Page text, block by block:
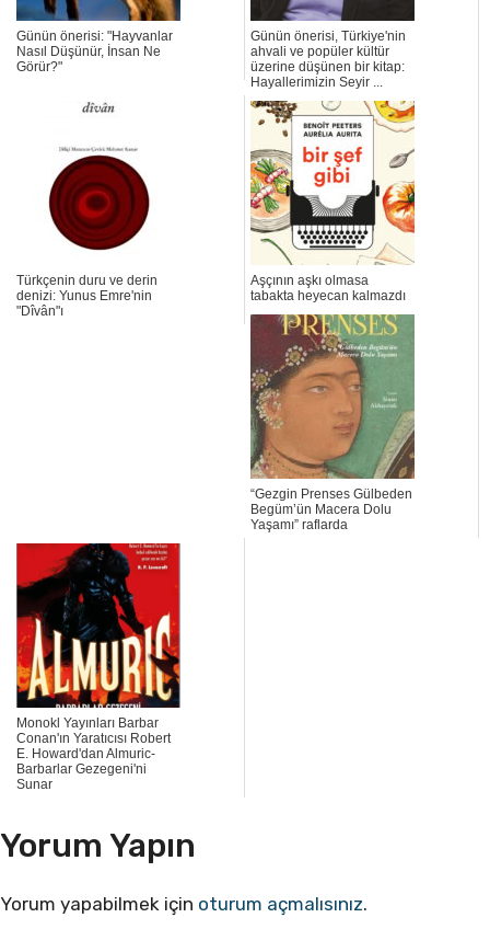
Günün önerisi: "Hayvanlar
Nasıl Düşünür, İnsan Ne
Görür?"
Günün önerisi, Türkiye'nin
ahvali ve popüler kültür
üzerine düşünen bir kitap:
Hayallerimizin Seyir ...
Türkçenin duru ve derin
denizi: Yunus Emre'nin
"Dîvân"ı
Aşçının aşkı olmasa
tabakta heyecan kalmazdı
“Gezgin Prenses Gülbeden
Begüm’ün Macera Dolu
Yaşamı” raflarda
Monokl Yayınları Barbar
Conan'ın Yaratıcısı Robert
E. Howard'dan Almuric-
Barbarlar Gezegeni'ni
Sunar
Yorum Yapın
Yorum yapabilmek için oturum açmalısınız.